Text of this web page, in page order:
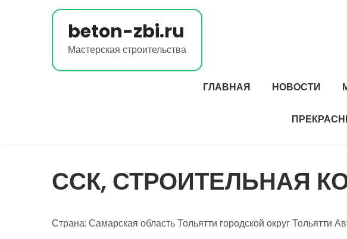
beton-zbi.ru
Мастерская строительства
ГЛАВНАЯ НОВОСТИ
ССК, СТРОИТЕЛЬНАЯ
Страна: Самарская область Тольятти городской округ Тольятти